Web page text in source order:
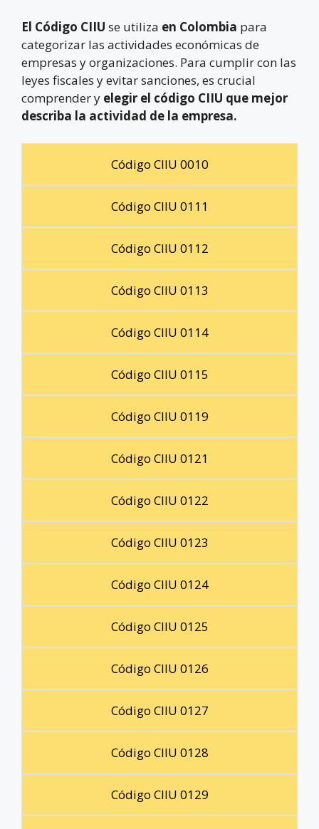
El Código CIIU se utiliza en Colombia para
categorizar las actividades económicas de
empresas y organizaciones. Para cumplir con las
leyes fiscales y evitar sanciones, es crucial
comprender y elegir el código CIIU que mejor
describa la actividad de la empresa.
Código CIIU 0010
Código CIIU 0111
Código CIIU 0112
Código CIIU 0113
Código CIIU 0114
Código CIIU 0115
Código CIIU 0119
Código CIIU 0121
Código CIIU 0122
Código CIIU 0123
Código CIIU 0124
Código CIIU 0125
Código CIIU 0126
Código CIIU 0127
Código CIIU 0128
Código CIIU 0129